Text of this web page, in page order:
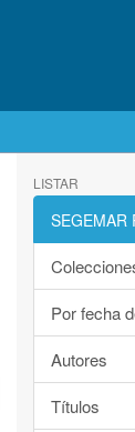
LISTAR
SEGEMAR
Por fecha
Autores
Títulos